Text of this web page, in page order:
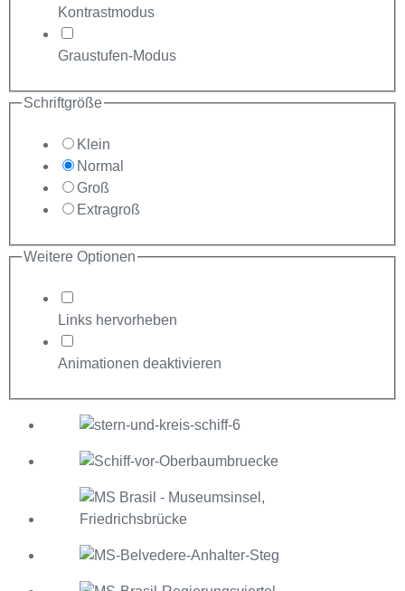
Kontrastmodus
Graustufen-Modus
Schriftgröße
Klein
Normal
Groß
Extragroß
Weitere Optionen
Links hervorheben
Animationen deaktivieren